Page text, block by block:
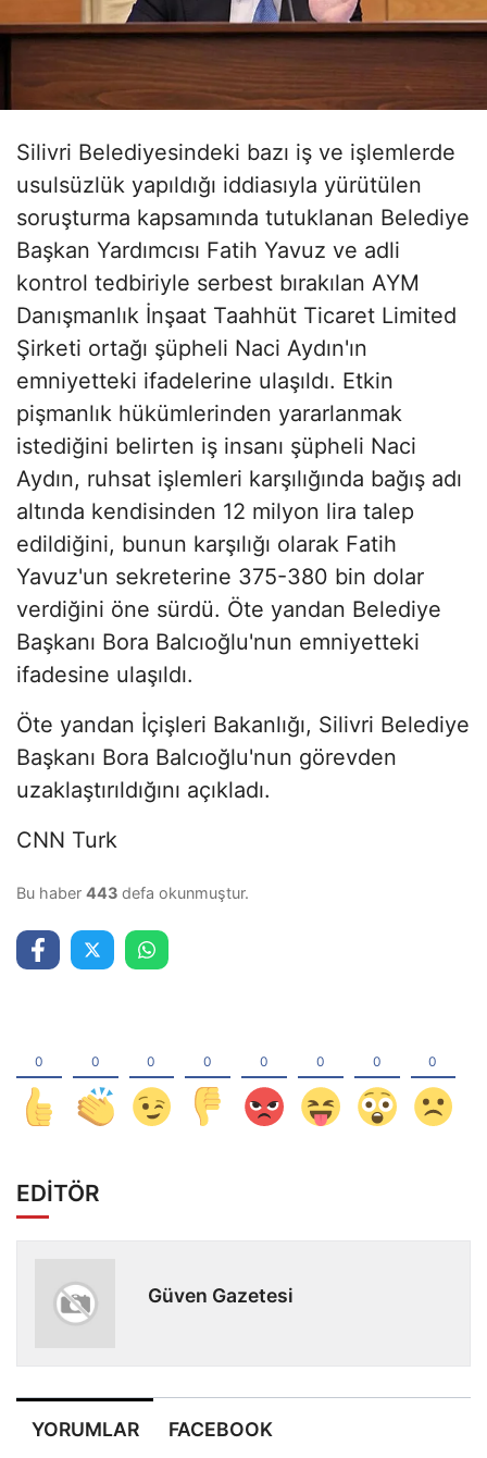
Silivri Belediyesindeki bazı iş ve işlemlerde
usulsüzlük yapıldığı iddiasıyla yürütülen
soruşturma kapsamında tutuklanan Belediye
Başkan Yardımcısı Fatih Yavuz ve adli
kontrol tedbiriyle serbest bırakılan AYM
Danışmanlık İnşaat Taahhüt Ticaret Limited
Şirketi ortağı şüpheli Naci Aydın'ın
emniyetteki ifadelerine ulaşıldı. Etkin
pişmanlık hükümlerinden yararlanmak
istediğini belirten iş insanı şüpheli Naci
Aydın, ruhsat işlemleri karşılığında bağış adı
altında kendisinden 12 milyon lira talep
edildiğini, bunun karşılığı olarak Fatih
Yavuz'un sekreterine 375-380 bin dolar
verdiğini öne sürdü. Öte yandan Belediye
Başkanı Bora Balcıoğlu'nun emniyetteki
ifadesine ulaşıldı.
Öte yandan İçişleri Bakanlığı, Silivri Belediye
Başkanı Bora Balcıoğlu'nun görevden
uzaklaştırıldığını açıkladı.
CNN Turk
Bu haber 443 defa okunmuştur.
EDİTÖR
Güven Gazetesi
YORUMLAR FACEBOOK